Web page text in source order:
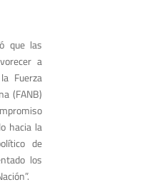
que las
a
Fuerza
(FANB)
hacia la
de
los